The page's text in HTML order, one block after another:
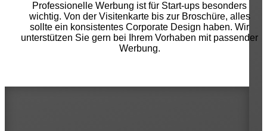
Professionelle Werbung ist für Start-ups besonders
wichtig. Von der Visitenkarte bis zur Broschüre, alles
sollte ein konsistentes Corporate Design haben. Wir
unterstützen Sie gern bei Ihrem Vorhaben mit passender
Werbung.